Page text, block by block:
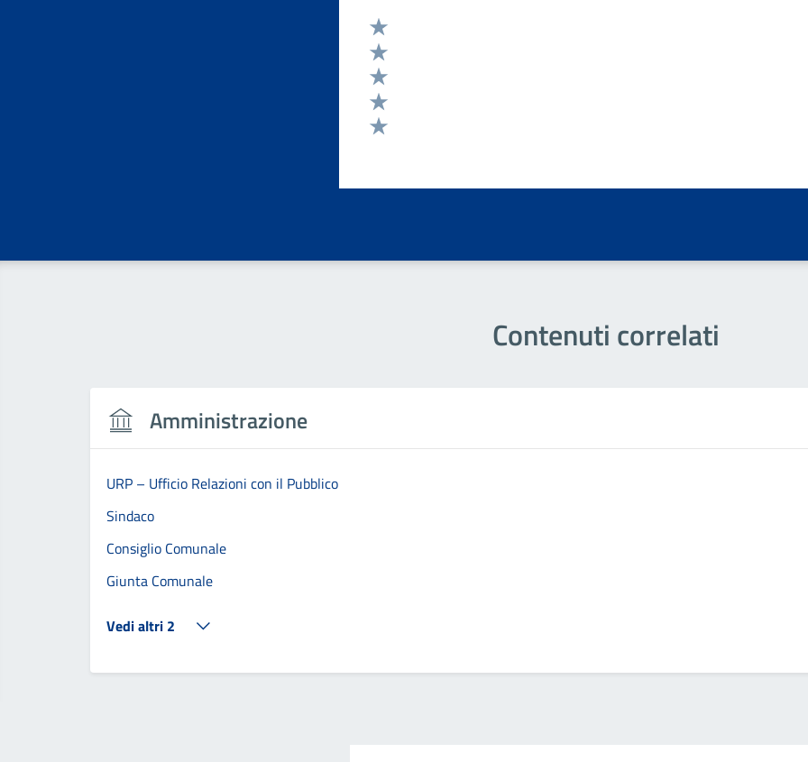
Valuta 5 stelle su 5
Valuta 4 stelle su 5
Valuta 3 stelle su 5
Valuta 2 stelle su 5
Contenuti correlati
Amministrazione
URP – Ufficio Relazioni con il Pubblico
Sindaco
Consiglio Comunale
Giunta Comunale
Vedi altri 2